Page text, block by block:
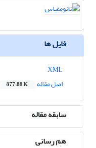
فایل ها
اصل مقاله
877.88 K
سابقه مقاله
هم رسانی